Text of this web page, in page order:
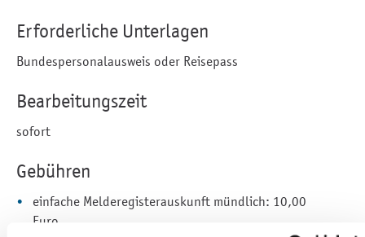
Erforderliche Unterlagen
Bundespersonalausweis oder Reisepass
Bearbeitungszeit
sofort
Gebühren
einfache Melderegisterauskunft mündlich: 10,00
Euro